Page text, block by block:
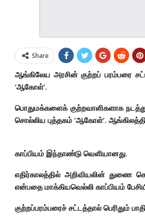
Share
ஆங்கிலேய அரசின் குற்றப் பரம்பரை
‘ஆகோள்’.
பொதுமக்களைக் குற்றவாளிகளாக
சொல்லிய புத்தகம் ‘ஆகோள்’.
காப்பியம் இந்தாண்டு வெளியானது.
எதிர்காலத்தில் அறிவியலின் துணை
என்பதை மாக்கியவெல்லி காப்பியம்
குற்றப்பரம்பரைச் சட்டத்தால் பெரிதும்